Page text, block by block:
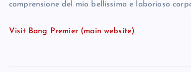
comprensione del mio bellissimo e laborioso
Visit Bang Premier (main website)